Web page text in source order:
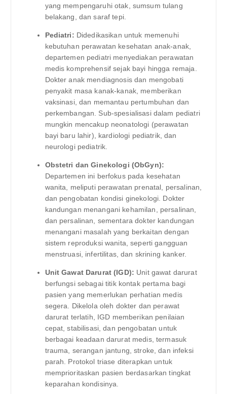
yang mempengaruhi otak, sumsum tulang
belakang, dan saraf tepi.
Pediatri: Didedikasikan untuk memenuhi
kebutuhan perawatan kesehatan anak-anak,
departemen pediatri menyediakan perawatan
medis komprehensif sejak bayi hingga remaja.
Dokter anak mendiagnosis dan mengobati
penyakit masa kanak-kanak, memberikan
vaksinasi, dan memantau pertumbuhan dan
perkembangan. Sub-spesialisasi dalam pediatri
mungkin mencakup neonatologi (perawatan
bayi baru lahir), kardiologi pediatrik, dan
neurologi pediatrik.
Obstetri dan Ginekologi (ObGyn):
Departemen ini berfokus pada kesehatan
wanita, meliputi perawatan prenatal, persalinan,
dan pengobatan kondisi ginekologi. Dokter
kandungan menangani kehamilan, persalinan,
dan persalinan, sementara dokter kandungan
menangani masalah yang berkaitan dengan
sistem reproduksi wanita, seperti gangguan
menstruasi, infertilitas, dan skrining kanker.
Unit Gawat Darurat (IGD): Unit gawat darurat
berfungsi sebagai titik kontak pertama bagi
pasien yang memerlukan perhatian medis
segera. Dikelola oleh dokter dan perawat
darurat terlatih, IGD memberikan penilaian
cepat, stabilisasi, dan pengobatan untuk
berbagai keadaan darurat medis, termasuk
trauma, serangan jantung, stroke, dan infeksi
parah. Protokol triase diterapkan untuk
memprioritaskan pasien berdasarkan tingkat
keparahan kondisinya.